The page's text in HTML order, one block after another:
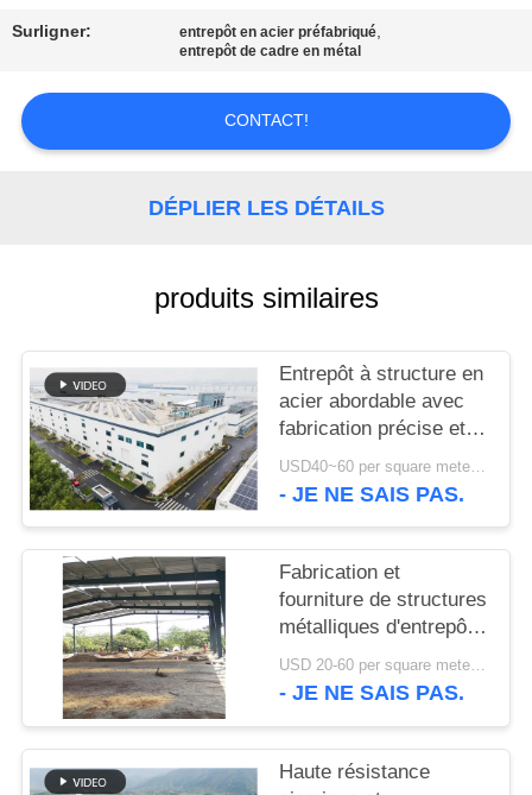
CONTRÔLE
QUALITÉ
NOUVELLES
CAS
PLAN
DU
SITE
POLITIQUE
CONFIDENTIALITÉ
Surligner: entrepôt en acier préfabriqué,
entrepôt de cadre en métal
CONTACT!
DÉPLIER LES DÉTAILS
produits similaires
Entrepôt à structure en
acier abordable avec
fabrication précise et
solution de livraison
unique
USD40~60 per square meter MOQ:1000 sqm
- JE NE SAIS PAS.
Fabrication et
fourniture de structures
métalliques d'entrepôt
avec conception de
portiques
USD 20-60 per square meter MOQ:1000 M²
- JE NE SAIS PAS.
Haute résistance